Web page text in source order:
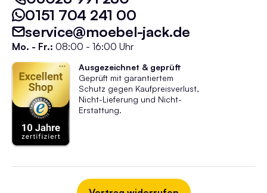
0151 704 241 00
service@moebel-jack.de
Mo. - Fr.: 08:00 - 16:00 Uhr
Ausgezeichnet & geprüft
Geprüft mit garantiertem
Schutz gegen Kaufpreisverlust,
Nicht-Lieferung und Nicht-
Erstattung.